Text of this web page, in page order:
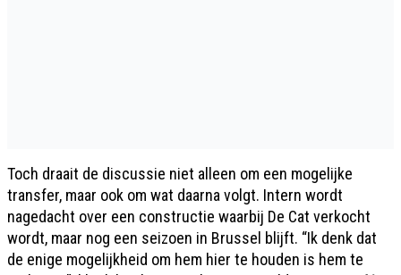
Toch draait de discussie niet alleen om een mogelijke
transfer, maar ook om wat daarna volgt. Intern wordt
nagedacht over een constructie waarbij De Cat verkocht
wordt, maar nog een seizoen in Brussel blijft. “Ik denk dat
de enige mogelijkheid om hem hier te houden is hem te